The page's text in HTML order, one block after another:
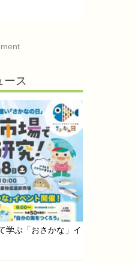
ース
学ぶ「おさかな」イ